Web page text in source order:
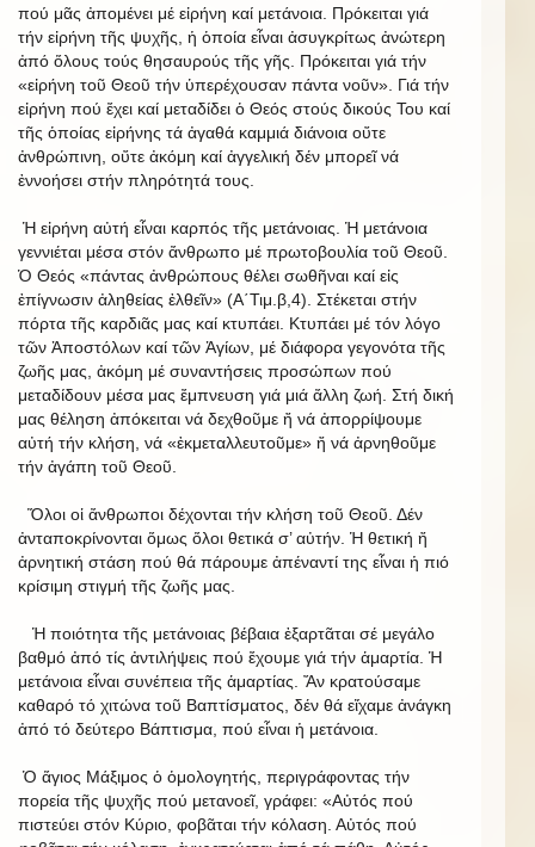
πού μᾶς ἀπομένει μέ εἰρήνη καί μετάνοια. Πρόκειται γιά
τήν εἰρήνη τῆς ψυχῆς, ἡ ὁποία εἶναι ἀσυγκρίτως ἀνώτερη
ἀπό ὅλους τούς θησαυρούς τῆς γῆς. Πρόκειται γιά τήν
«εἰρήνη τοῦ Θεοῦ τήν ὑπερέχουσαν πάντα νοῦν». Γιά τήν
εἰρήνη πού ἔχει καί μεταδίδει ὁ Θεός στούς δικούς Του καί
τῆς ὁποίας εἰρήνης τά ἀγαθά καμμιά διάνοια οὔτε
ἀνθρώπινη, οὔτε ἀκόμη καί ἀγγελική δέν μπορεῖ νά
ἐννοήσει στήν πληρότητά τους.
Ἡ εἰρήνη αὐτή εἶναι καρπός τῆς μετάνοιας. Ἡ μετάνοια
γεννιέται μέσα στόν ἄνθρωπο μέ πρωτοβουλία τοῦ Θεοῦ.
Ὁ Θεός «πάντας ἀνθρώπους θέλει σωθῆναι καί εἰς
ἐπίγνωσιν ἀληθείας ἐλθεῖν» (Α΄Τιμ.β,4). Στέκεται στήν
πόρτα τῆς καρδιᾶς μας καί κτυπάει. Κτυπάει μέ τόν λόγο
τῶν Ἀποστόλων καί τῶν Ἁγίων, μέ διάφορα γεγονότα τῆς
ζωῆς μας, ἀκόμη μέ συναντήσεις προσώπων πού
μεταδίδουν μέσα μας ἔμπνευση γιά μιά ἄλλη ζωή. Στή δική
μας θέληση ἀπόκειται νά δεχθοῦμε ἤ νά ἀπορρίψουμε
αὐτή τήν κλήση, νά «ἐκμεταλλευτοῦμε» ἤ νά ἀρνηθοῦμε
τήν ἀγάπη τοῦ Θεοῦ.
Ὅλοι οἱ ἄνθρωποι δέχονται τήν κλήση τοῦ Θεοῦ. Δέν
ἀνταποκρίνονται ὅμως ὅλοι θετικά σ’ αὐτήν. Ἡ θετική ἤ
ἀρνητική στάση πού θά πάρουμε ἀπέναντί της εἶναι ἡ πιό
κρίσιμη στιγμή τῆς ζωῆς μας.
Ἡ ποιότητα τῆς μετάνοιας βέβαια ἐξαρτᾶται σέ μεγάλο
βαθμό ἀπό τίς ἀντιλήψεις πού ἔχουμε γιά τήν ἁμαρτία. Ἡ
μετάνοια εἶναι συνέπεια τῆς ἁμαρτίας. Ἄν κρατούσαμε
καθαρό τό χιτώνα τοῦ Βαπτίσματος, δέν θά εἴχαμε ἀνάγκη
ἀπό τό δεύτερο Βάπτισμα, πού εἶναι ἡ μετάνοια.
Ὁ ἅγιος Μάξιμος ὁ ὁμολογητής, περιγράφοντας τήν
πορεία τῆς ψυχῆς πού μετανοεῖ, γράφει: «Αὐτός πού
πιστεύει στόν Κύριο, φοβᾶται τήν κόλαση. Αὐτός πού